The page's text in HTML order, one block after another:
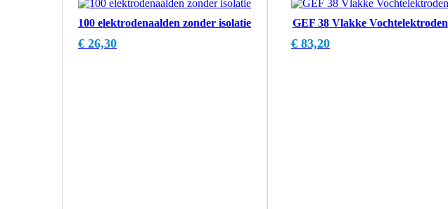
100 elektrodenaalden zonder isolatie
€ 26,30
GEF 38 Vlakke Vochtelektroden
€ 83,20